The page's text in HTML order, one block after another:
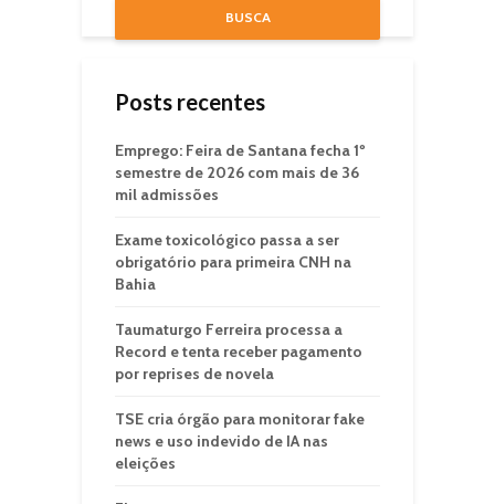
BUSCA
Posts recentes
Emprego: Feira de Santana fecha 1º
semestre de 2026 com mais de 36
mil admissões
Exame toxicológico passa a ser
obrigatório para primeira CNH na
Bahia
Taumaturgo Ferreira processa a
Record e tenta receber pagamento
por reprises de novela
TSE cria órgão para monitorar fake
news e uso indevido de IA nas
eleições